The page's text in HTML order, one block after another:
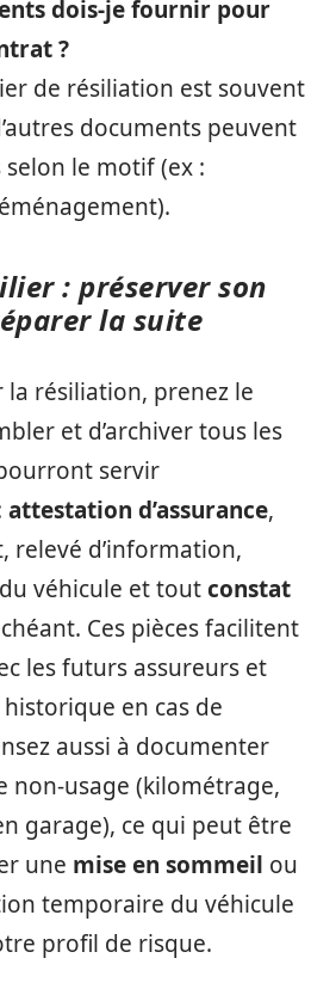
dois-je fournir pour
?
de résiliation est souvent
documents peuvent
le motif (ex :
: préserver son
la suite
la résiliation, prenez le
et d’archiver tous les
servir
attestation d’assurance,
relevé d’information,
véhicule et toutconstat
Ces pièces facilitent
les futurs assureurs et
en cas de
aussi à documenter
non-usage (kilométrage,
garage), ce qui peut être
une mise en sommeil ou
temporaire du véhicule
profil de risque.